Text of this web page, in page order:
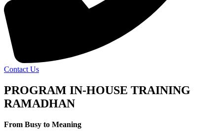
Contact Us
PROGRAM IN-HOUSE TRAINING
RAMADHAN
From Busy to Meaning